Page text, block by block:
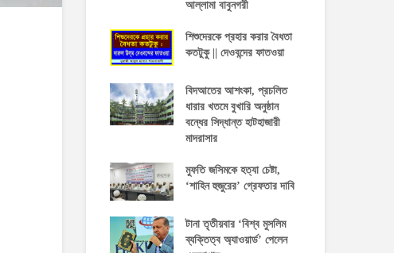
আল্লামা বাবুনগরী
শিশুদেরকে প্রহার করার বৈধতা
কতটুকু || দেওবন্দের ফাতওয়া
বিদআতের আশংকা, প্রচলিত
ধারার খতমে বুখারি অনুষ্ঠান
বন্ধের সিদ্ধান্ত হাটহাজারী
মাদরাসার
মুফতি জসিমকে হত্যা চেষ্টা,
‘শাহিন হুজুরের’ গ্রেফতার দাবি
টানা তৃতীয়বার ‘বিশ্ব মুসলিম
ব্যক্তিত্ব অ্যাওয়ার্ড’ পেলেন